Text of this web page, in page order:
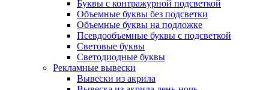
Буквы с контражурной подсветкой
Объемные буквы без подсветки
Объемные буквы на подложке
Псевдообъемные буквы с подсветкой
Световые буквы
Светодиодные буквы
Рекламные вывески
Вывески из акрила